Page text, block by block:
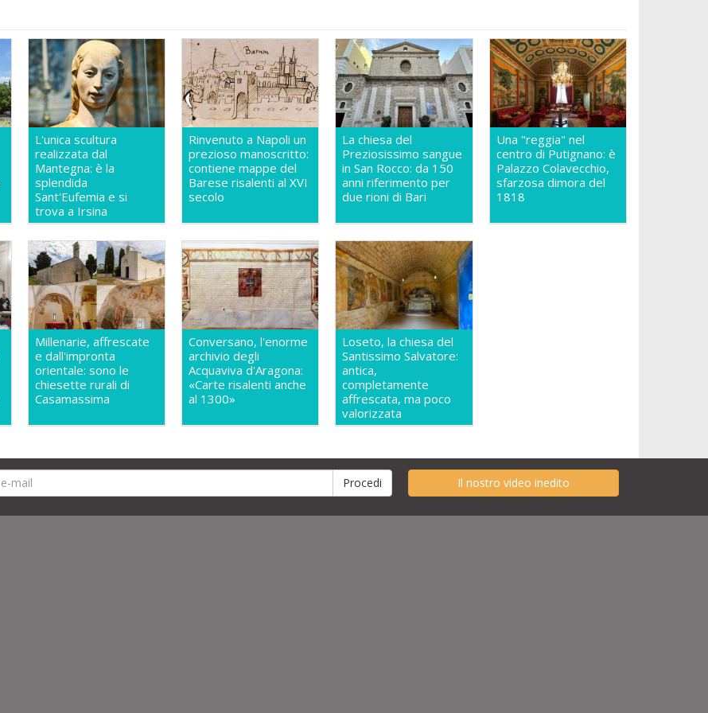
L'unica scultura
realizzata dal
Mantegna: è la
splendida
Sant'Eufemia e si
trova a Irsina
Rinvenuto a Napoli un
prezioso manoscritto:
contiene mappe del
Barese risalenti al XVI
secolo
La chiesa del
Preziosissimo sangue
in San Rocco: da 150
anni riferimento per
due rioni di Bari
Una "reggia" nel
centro di Putignano: è
Palazzo Colavecchio,
sfarzosa dimora del
1818
Millenarie, affrescate
e dall'impronta
orientale: sono le
chiesette rurali di
Casamassima
Conversano, l'enorme
archivio degli
Acquaviva d'Aragona:
«Carte risalenti anche
al 1300»
Loseto, la chiesa del
Santissimo Salvatore:
antica,
completamente
affrescata, ma poco
valorizzata
Il nostro video inedito